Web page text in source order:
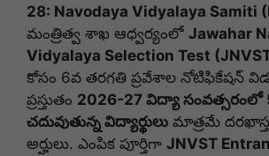
28: Navodaya Vidyalaya Samiti
మంత్రిత్వ శాఖ ఆధ్వర్యంలో Jawahar
Vidyalaya Selection Test
కోసం 6వ తరగతి ప్రవేశాల నోటిఫికేషన్
ప్రస్తుతం 2026-27 విద్యా సంవత్సరంలో
చదువుతున్న విద్యార్థులు మాత్రమే
అర్హులు. ఎంపిక పూర్తిగా JNVST